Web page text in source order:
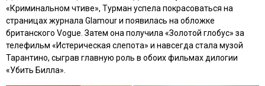
«Криминальном чтиве», Турман успела покрасоваться на
страницах журнала Glamour и появилась на обложке
британского Vogue. Затем она получила «Золотой глобус» за
телефильм «Истерическая слепота» и навсегда стала музой
Тарантино, сыграв главную роль в обоих фильмах дилогии
«Убить Билла»